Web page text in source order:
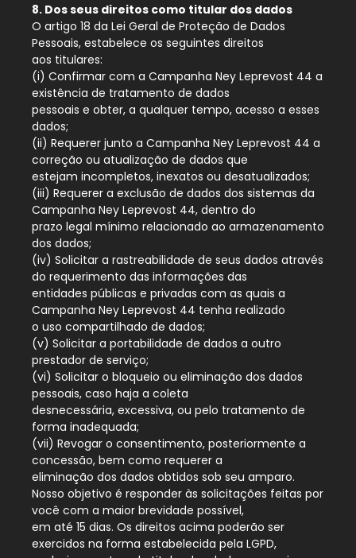
8. Dos seus direitos como titular dos dados
O artigo 18 da Lei Geral de Proteção de Dados
Pessoais, estabelece os seguintes direitos
aos titulares:
(i) Confirmar com a Campanha Ney Leprevost 44 a
existência de tratamento de dados
pessoais e obter, a qualquer tempo, acesso a esses
dados;
(ii) Requerer junto a Campanha Ney Leprevost 44 a
correção ou atualização de dados que
estejam incompletos, inexatos ou desatualizados;
(iii) Requerer a exclusão de dados dos sistemas da
Campanha Ney Leprevost 44, dentro do
prazo legal mínimo relacionado ao armazenamento
dos dados;
(iv) Solicitar a rastreabilidade de seus dados através
do requerimento das informações das
entidades públicas e privadas com as quais a
Campanha Ney Leprevost 44 tenha realizado
o uso compartilhado de dados;
(v) Solicitar a portabilidade de dados a outro
prestador de serviço;
(vi) Solicitar o bloqueio ou eliminação dos dados
pessoais, caso haja a coleta
desnecessária, excessiva, ou pelo tratamento de
forma inadequada;
(vii) Revogar o consentimento, posteriormente a
concessão, bem como requerer a
eliminação dos dados obtidos sob seu amparo.
Nosso objetivo é responder às solicitações feitas por
você com a maior brevidade possível,
em até 15 dias. Os direitos acima poderão ser
exercidos na forma estabelecida pela LGPD,